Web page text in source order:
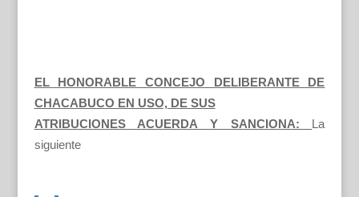
EL HONORABLE CONCEJO DELIBERANTE DE
CHACABUCO EN USO, DE SUS
ATRIBUCIONES ACUERDA Y SANCIONA: La
siguiente